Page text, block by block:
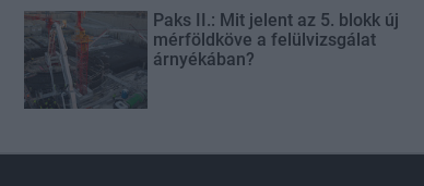
Paks II.: Mit jelent az 5. blokk új
mérföldköve a felülvizsgálat
árnyékában?